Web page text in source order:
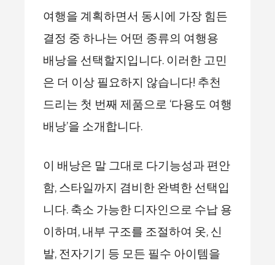
여행을 계획하면서 동시에 가장 힘든
결정 중 하나는 어떤 종류의 여행용
배낭을 선택할지입니다. 이러한 고민
은 더 이상 필요하지 않습니다! 추천
드리는 첫 번째 제품으로 ‘다용도 여행
배낭’을 소개합니다.
이 배낭은 말 그대로 다기능성과 편안
함, 스타일까지 겸비한 완벽한 선택입
니다. 축소 가능한 디자인으로 수납 용
이하며, 내부 구조를 조절하여 옷, 신
발, 전자기기 등 모든 필수 아이템을